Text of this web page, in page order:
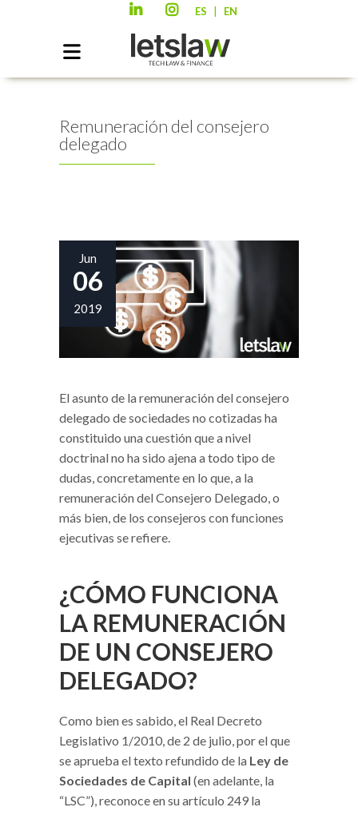
ES EN
Remuneración del consejero
delegado
Jun
06
2019
El asunto de la remuneración del consejero
delegado de sociedades no cotizadas ha
constituido una cuestión que a nivel
doctrinal no ha sido ajena a todo tipo de
dudas, concretamente en lo que, a la
remuneración del Consejero Delegado, o
más bien, de los consejeros con funciones
ejecutivas se refiere.
¿CÓMO FUNCIONA
LA REMUNERACIÓN
DE UN CONSEJERO
DELEGADO?
Como bien es sabido, el Real Decreto
Legislativo 1/2010, de 2 de julio, por el que
se aprueba el texto refundido de la Ley de
Sociedades de Capital (en adelante, la
“LSC”), reconoce en su artículo 249 la